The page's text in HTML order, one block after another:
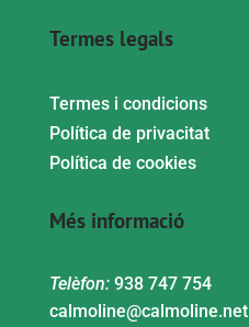
Termes legals
Termes i condicions
Política de privacitat
Política de cookies
Més informació
Telèfon:938 747 754
calmoline@calmoline.net